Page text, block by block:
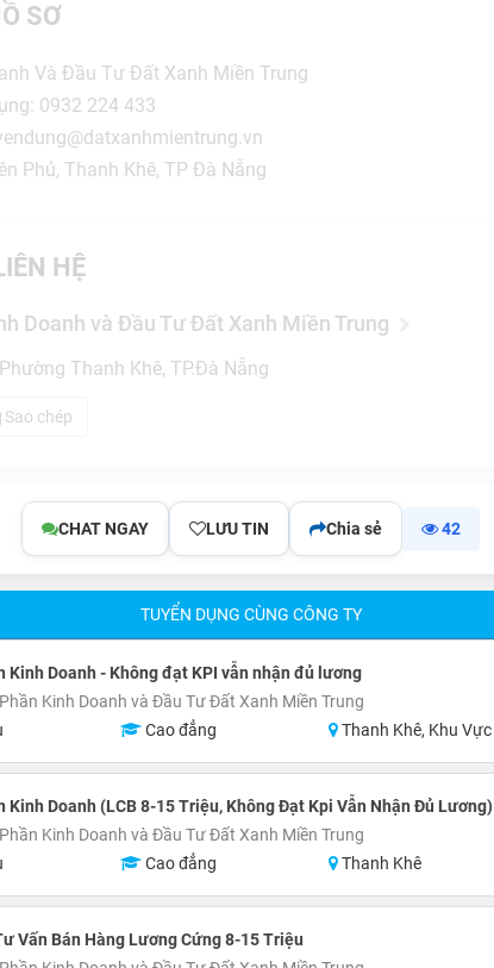
SƠ
Và Đầu Tư Đất Xanh Miền Trung
0932 224 433
Phủ, Thanh Khê, TP Đà Nẵng
HỆ
Doanh và Đầu Tư Đất Xanh Miền Trung
Thanh Khê, TP.Đà Nẵng
Sao chép
CHAT NGAY LƯU TIN Chia sẻ 42
TUYỂN DỤNG CÙNG CÔNG TY
Kinh Doanh - Không đạt KPI vẫn nhận đủ lương
Kinh Doanh và Đầu Tư Đất Xanh Miền Trung
Cao đẳng Thanh Khê, Khu Vực Lân Cận Đà Nẵng
Kinh Doanh (LCB 8-15 Triệu, Không Đạt Kpi Vẫn Nhận Đủ Lương)
Kinh Doanh và Đầu Tư Đất Xanh Miền Trung
Cao đẳng Thanh Khê
Vấn Bán Hàng Lương Cứng 8-15 Triệu